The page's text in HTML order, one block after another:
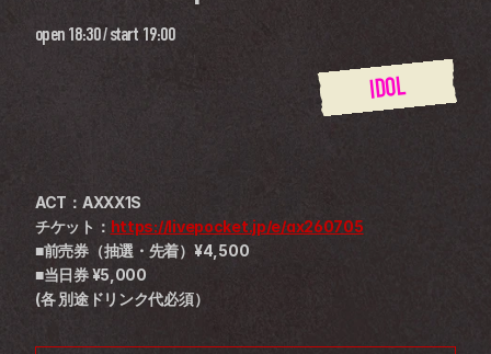
open 18:30 / start 19:00
IDOL
ACT：AXXX1S
チケット： https://livepocket.jp/e/ax260705
■前売券（抽選・先着）¥4,500
■当日券 ¥5,000
(各 別途ドリンク代必須）